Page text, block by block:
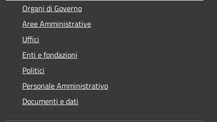
Organi di Governo
Aree Amministrative
Uffici
Enti e fondazioni
Politici
Personale Amministrativo
Documenti e dati